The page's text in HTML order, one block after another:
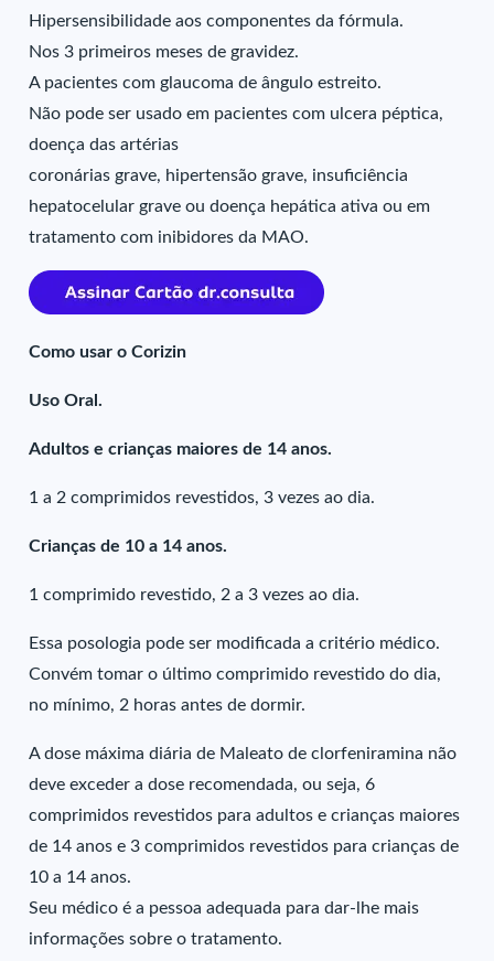
Hipersensibilidade aos componentes da fórmula.
Nos 3 primeiros meses de gravidez.
A pacientes com glaucoma de ângulo estreito.
Não pode ser usado em pacientes com ulcera péptica,
doença das artérias
coronárias grave, hipertensão grave, insuficiência
hepatocelular grave ou doença hepática ativa ou em
tratamento com inibidores da MAO.
Como usar o Corizin
Uso Oral.
Adultos e crianças maiores de 14 anos.
1 a 2 comprimidos revestidos, 3 vezes ao dia.
Crianças de 10 a 14 anos.
1 comprimido revestido, 2 a 3 vezes ao dia.
Essa posologia pode ser modificada a critério médico.
Convém tomar o último comprimido revestido do dia,
no mínimo, 2 horas antes de dormir.
A dose máxima diária de Maleato de clorfeniramina não
deve exceder a dose recomendada, ou seja, 6
comprimidos revestidos para adultos e crianças maiores
de 14 anos e 3 comprimidos revestidos para crianças de
10 a 14 anos.
Seu médico é a pessoa adequada para dar-lhe mais
informações sobre o tratamento.